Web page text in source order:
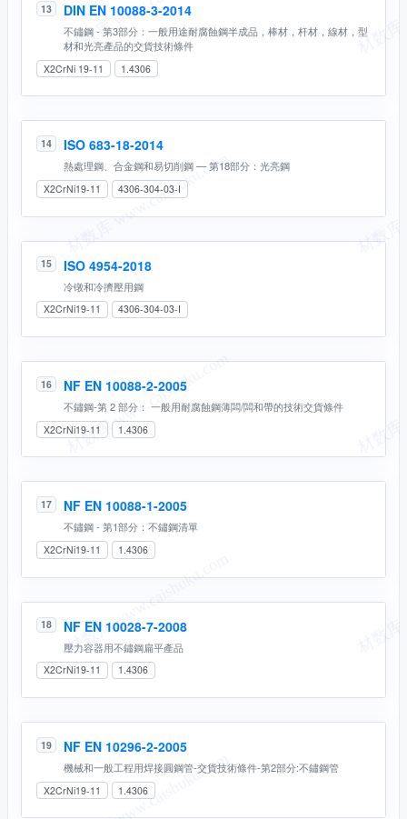
13 DIN EN 10088-3-2014
不鏽鋼 - 第3部分：一般用途耐腐蝕鋼半成品，棒材，杆材，線材，型
材和光亮產品的交貨技術條件
X2CrNi 19-11 1.4306
14 ISO 683-18-2014
熱處理鋼、合金鋼和易切削鋼 — 第18部分：光亮鋼
X2CrNi19-11 4306-304-03-I
15 ISO 4954-2018
冷镦和冷擠壓用鋼
X2CrNi19-11 4306-304-03-I
16 NF EN 10088-2-2005
不鏽鋼-第 2 部分： 一般用耐腐蝕鋼薄闆/闆和帶的技術交貨條件
X2CrNi19-11 1.4306
17 NF EN 10088-1-2005
不鏽鋼 - 第1部分：不鏽鋼清單
X2CrNi19-11 1.4306
18 NF EN 10028-7-2008
壓力容器用不鏽鋼扁平產品
X2CrNi19-11 1.4306
19 NF EN 10296-2-2005
機械和一般工程用焊接圓鋼管-交貨技術條件-第2部分:不鏽鋼管
X2CrNi19-11 1.4306